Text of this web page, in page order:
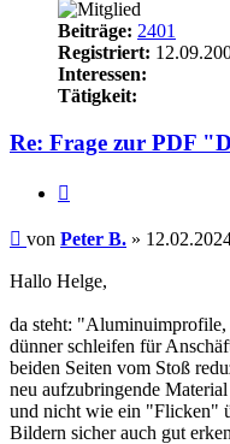
Beiträge: 2401
Registriert:
Interessen:
Tätigkeit:
Re: Frage zur PDF
Beitrag
von Peter B. »
Hallo Helge,
da steht: "Aluminuimprofile,
dünner schleifen für
beiden Seiten vom Stoß
neu aufzubringende
und nicht wie ein "Flicken"
Bildern sicher auch gut